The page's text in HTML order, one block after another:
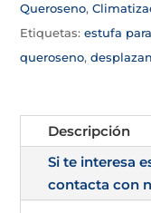
Queroseno,
Etiquetas:estufa
queroseno,
Descripción
Si te interesa
contacta con